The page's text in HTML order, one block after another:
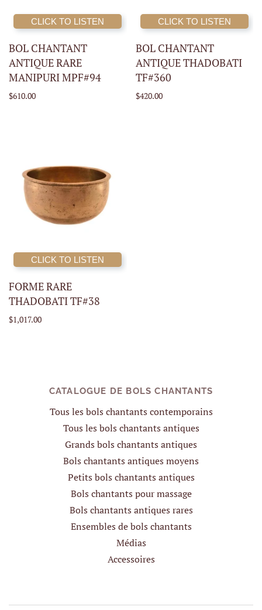
CLICK TO LISTEN
BOL CHANTANT
ANTIQUE RARE
MANIPURI MPF#94
$610.00
CLICK TO LISTEN
BOL CHANTANT
ANTIQUE THADOBATI
TF#360
$420.00
CLICK TO LISTEN
FORME RARE
THADOBATI TF#38
$1,017.00
CATALOGUE DE BOLS CHANTANTS
Tous les bols chantants contemporains
Tous les bols chantants antiques
Grands bols chantants antiques
Bols chantants antiques moyens
Petits bols chantants antiques
Bols chantants pour massage
Bols chantants antiques rares
Ensembles de bols chantants
Médias
Accessoires